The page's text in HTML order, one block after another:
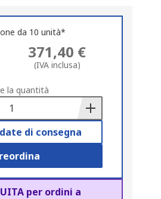
da 10 unità*
371,40 €
(IVA inclusa)
la quantità
di consegna
per ordini a